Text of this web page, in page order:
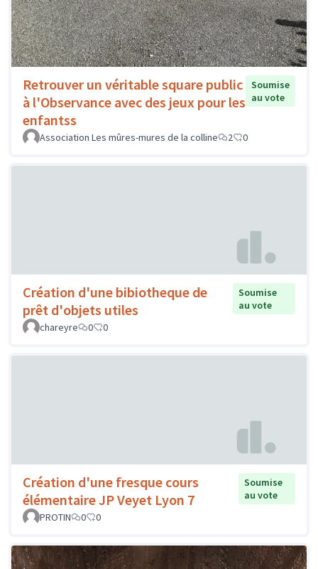
Retrouver un véritable square public
à l'Observance avec des jeux pour les
enfantss
Soumise
au vote
Association Les mûres-mures de la colline 2 0
Création d'une bibiotheque de
prêt d'objets utiles
Soumise
au vote
chareyre
0 0
Création d'une fresque cours
élémentaire JP Veyet Lyon 7
Soumise
au vote
PROTIN
0 0